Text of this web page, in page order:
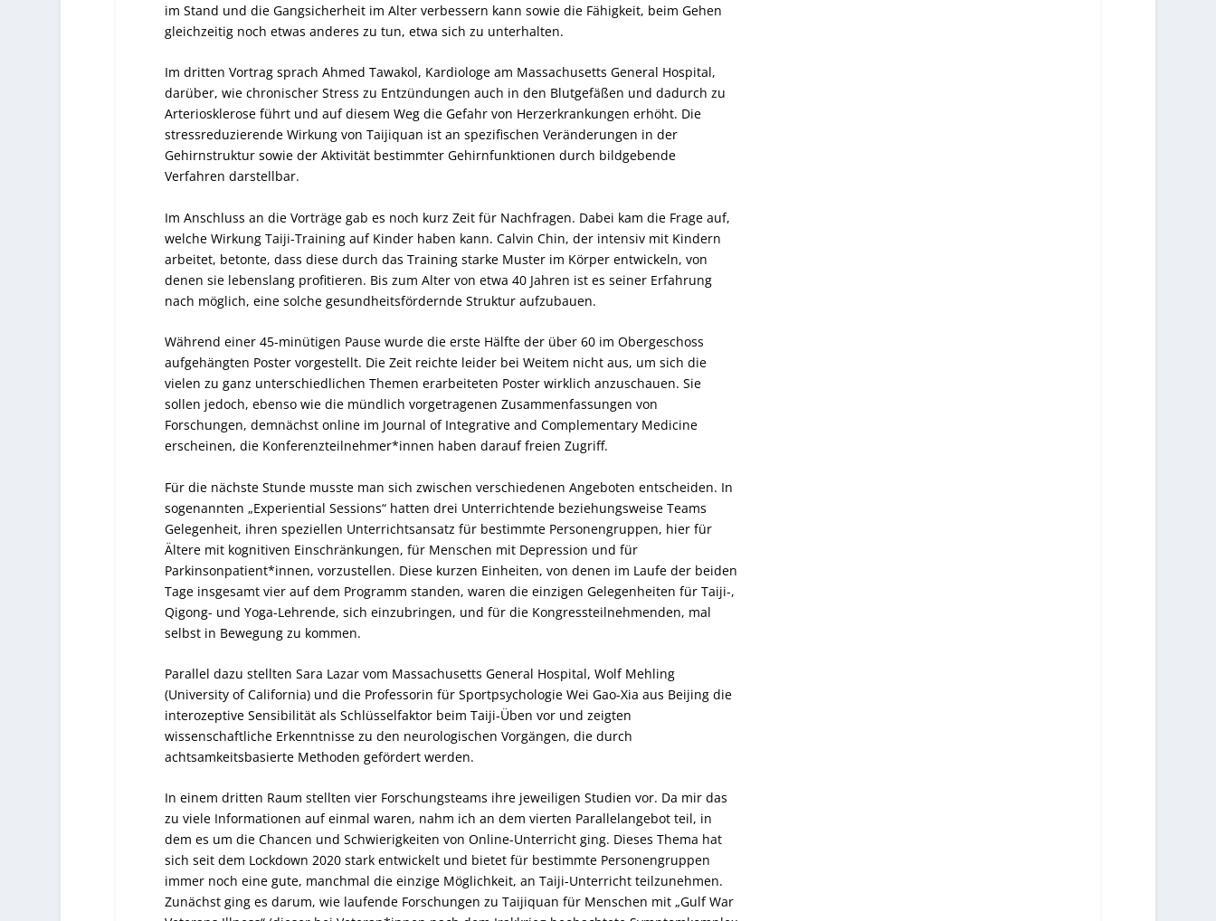
im Stand und die Gangsicherheit im Alter verbessern kann sowie die Fähigkeit, beim Gehen
gleichzeitig noch etwas anderes zu tun, etwa sich zu unterhalten.
Im dritten Vortrag sprach Ahmed Tawakol, Kardiologe am Massachusetts General Hospital,
darüber, wie chronischer Stress zu Entzündungen auch in den Blutgefäßen und dadurch zu
Arteriosklerose führt und auf diesem Weg die Gefahr von Herzerkrankungen erhöht. Die
stressreduzierende Wirkung von Taijiquan ist an spezifischen Veränderungen in der
Gehirnstruktur sowie der Aktivität bestimmter Gehirnfunktionen durch bildgebende
Verfahren darstellbar.
Im Anschluss an die Vorträge gab es noch kurz Zeit für Nachfragen. Dabei kam die Frage auf,
welche Wirkung Taiji-Training auf Kinder haben kann. Calvin Chin, der intensiv mit Kindern
arbeitet, betonte, dass diese durch das Training starke Muster im Körper entwickeln, von
denen sie lebenslang profitieren. Bis zum Alter von etwa 40 Jahren ist es seiner Erfahrung
nach möglich, eine solche gesundheitsfördernde Struktur aufzubauen.
Während einer 45-minütigen Pause wurde die erste Hälfte der über 60 im Obergeschoss
aufgehängten Poster vorgestellt. Die Zeit reichte leider bei Weitem nicht aus, um sich die
vielen zu ganz unterschiedlichen Themen erarbeiteten Poster wirklich anzuschauen. Sie
sollen jedoch, ebenso wie die mündlich vorgetragenen Zusammenfassungen von
Forschungen, demnächst online im Journal of Integrative and Complementary Medicine
erscheinen, die Konferenzteilnehmer*innen haben darauf freien Zugriff.
Für die nächste Stunde musste man sich zwischen verschiedenen Angeboten entscheiden. In
sogenannten „Experiential Sessions“ hatten drei Unterrichtende beziehungsweise Teams
Gelegenheit, ihren speziellen Unterrichtsansatz für bestimmte Personengruppen, hier für
Ältere mit kognitiven Einschränkungen, für Menschen mit Depression und für
Parkinsonpatient*innen, vorzustellen. Diese kurzen Einheiten, von denen im Laufe der beiden
Tage insgesamt vier auf dem Programm standen, waren die einzigen Gelegenheiten für Taiji-,
Qigong- und Yoga-Lehrende, sich einzubringen, und für die Kongressteilnehmenden, mal
selbst in Bewegung zu kommen.
Parallel dazu stellten Sara Lazar vom Massachusetts General Hospital, Wolf Mehling
(University of California) und die Professorin für Sportpsychologie Wei Gao-Xia aus Beijing die
interozeptive Sensibilität als Schlüsselfaktor beim Taiji-Üben vor und zeigten
wissenschaftliche Erkenntnisse zu den neurologischen Vorgängen, die durch
achtsamkeitsbasierte Methoden gefördert werden.
In einem dritten Raum stellten vier Forschungsteams ihre jeweiligen Studien vor. Da mir das
zu viele Informationen auf einmal waren, nahm ich an dem vierten Parallelangebot teil, in
dem es um die Chancen und Schwierigkeiten von Online-Unterricht ging. Dieses Thema hat
sich seit dem Lockdown 2020 stark entwickelt und bietet für bestimmte Personengruppen
immer noch eine gute, manchmal die einzige Möglichkeit, an Taiji-Unterricht teilzunehmen.
Zunächst ging es darum, wie laufende Forschungen zu Taijiquan für Menschen mit „Gulf War